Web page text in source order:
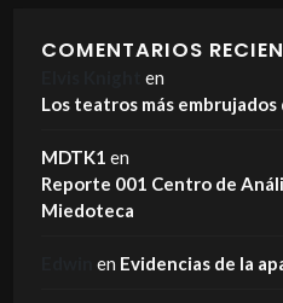
COMENTARIOS
en
Los teatros más
MDTK1 en
Reporte 001 Centro de
Miedoteca
en Evidencias de la